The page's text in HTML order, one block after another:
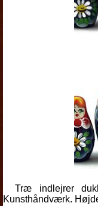
Træ indlejrer
Kunsthåndværk.